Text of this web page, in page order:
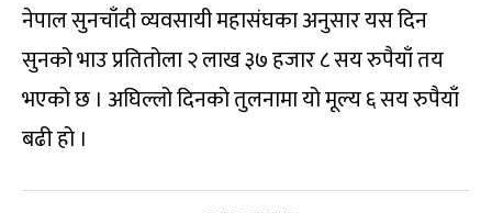
नेपाल सुनचाँदी व्यवसायी महासंघका अनुसार यस दिन
सुनको भाउ प्रतितोला २ लाख ३७ हजार ८ सय रुपैयाँ तय
भएको छ । अघिल्लो दिनको तुलनामा यो मूल्य ६ सय रुपैयाँ
बढी हो ।